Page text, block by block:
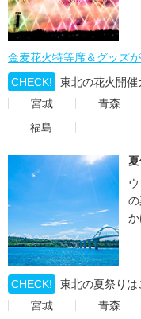
金麦花火特等席＆グッズ
CHECK!
東北の花火開催
宮城
青森
福島
夏
CHECK!
東北の夏祭りは
宮城
青森